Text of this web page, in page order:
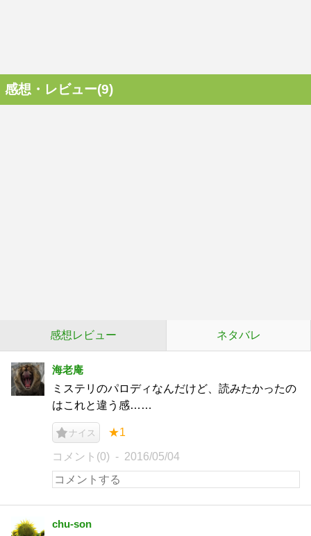
感想・レビュー(9)
感想レビュー ネタバレ
海老庵
ミステリのパロディなんだけど、読みたかったの
はこれと違う感……
ナイス ★1
コメント(0) 2016/05/04
chu-son